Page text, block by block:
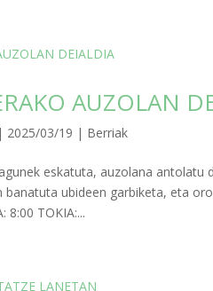
AUZOLAN
| 2025/03/19 | Berriak
eskatuta, auzolana
ubideen garbiketa, eta
8:00 TOKIA:...